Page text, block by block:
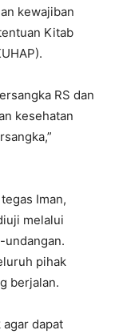
kewajiban
Kitab
RS dan
kesehatan
Iman,
melalui
undangan.
pihak
berjalan.
agar dapat